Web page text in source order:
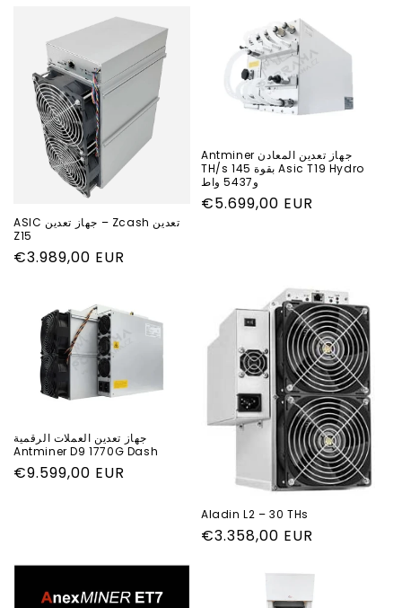
تعدين Zcash – جهاز تعدين ASIC
Z15
السعر
€3.989,00 EUR
جهاز تعدين المعادن Antminer
Asic T19 Hydro بقوة 145 TH/s
و5437 واط
السعر
€5.699,00 EUR
جهاز تعدين العملات الرقمية
Antminer D9 1770G Dash
السعر
€9.599,00 EUR
Aladin L2 – 30 THs
السعر
€3.358,00 EUR